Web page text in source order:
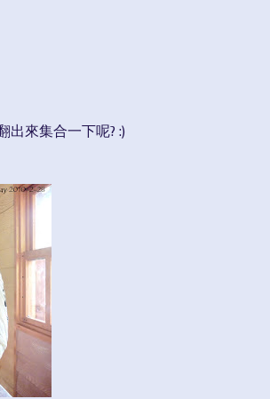
出來集合一下呢? :)